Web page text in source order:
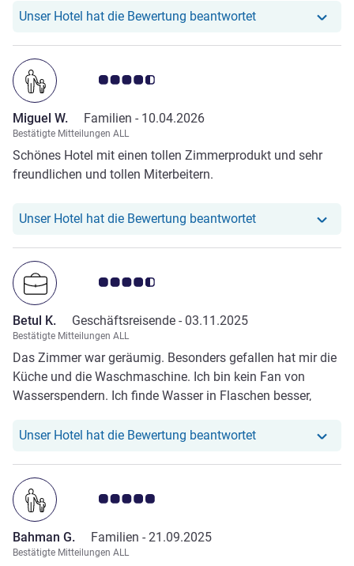
Unser Hotel hat die Bewertung beantwortetUnser Hotel hat
Note Kundenmeinungen 4.5/5
Miguel W. Familien - 10.04.2026
Bestätigte Mitteilungen ALL
Schönes Hotel mit einen tollen Zimmerprodukt und sehr
freundlichen und tollen Miterbeitern.
Unser Hotel hat die Bewertung beantwortetUnser Hotel hat
Note Kundenmeinungen 4.5/5
Betul K. Geschäftsreisende - 03.11.2025
Bestätigte Mitteilungen ALL
Das Zimmer war geräumig. Besonders gefallen hat mir die
Küche und die Waschmaschine. Ich bin kein Fan von
Wasserspendern. Ich finde Wasser in Flaschen besser,
hervorragend. Außerdem hatte ich aus dem 28. Stock eine
Unser Hotel hat die Bewertung beantwortetUnser Hotel hat
Note Kundenmeinungen 5.0/5
Bahman G. Familien - 21.09.2025
Bestätigte Mitteilungen ALL